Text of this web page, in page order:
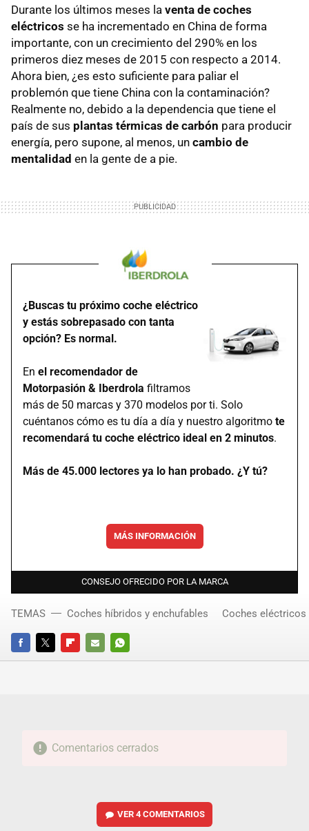
Durante los últimos meses la venta de coches
eléctricos se ha incrementado en China de forma
importante, con un crecimiento del 290% en los
primeros diez meses de 2015 con respecto a 2014.
Ahora bien, ¿es esto suficiente para paliar el
problemón que tiene China con la contaminación?
Realmente no, debido a la dependencia que tiene el
país de sus plantas térmicas de carbón para producir
energía, pero supone, al menos, un cambio de
mentalidad en la gente de a pie.
¿Buscas tu próximo coche eléctrico
y estás sobrepasado con tanta
opción? Es normal.
En el recomendador de
Motorpasión & Iberdrola filtramos
más de 50 marcas y 370 modelos por ti. Solo
cuéntanos cómo es tu día a día y nuestro algoritmo te
recomendará tu coche eléctrico ideal en 2 minutos.
Más de 45.000 lectores ya lo han probado. ¿Y tú?
MÁS INFORMACIÓN
CONSEJO OFRECIDO POR LA MARCA
FACEBOOKTWITTERFLIPBOARD
E-
WHATSAPP
TEMAS Coches híbridos y enchufables Coches eléctricos
Comentarios cerrados
VER4 COMENTARIOS